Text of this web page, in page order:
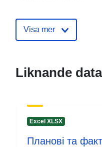
Visa mer
Liknande
Excel XLSX
Планові та